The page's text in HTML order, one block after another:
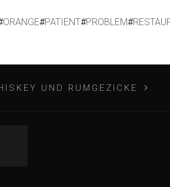
ORANGE#PATIENT#PROBLEM#
UND RUMGEZICKE